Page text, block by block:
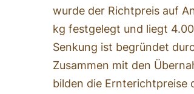
wurde der Richtpreis auf
kg festgelegt und liegt
Senkung ist begründet
Zusammen mit den
bilden die Ernterichtpreise